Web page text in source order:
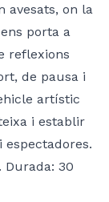
avesats, on la
porta a
reflexions
de pausa i
artístic
i establir
30